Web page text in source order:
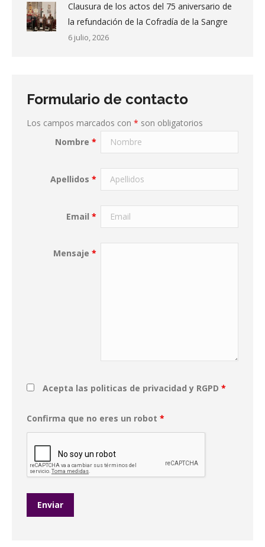
Clausura de los actos del 75 aniversario de
la refundación de la Cofradía de la Sangre
6 julio, 2026
Formulario de contacto
Los campos marcados con * son obligatorios
Nombre*
Apellidos*
Email*
Mensaje*
Acepta las politicas de privacidad y RGPD *
Confirma que no eres un robot *